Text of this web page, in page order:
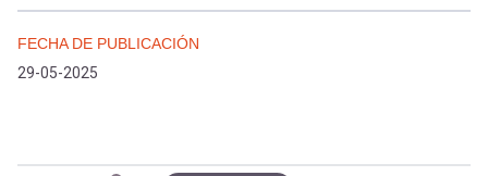
FECHA DE PUBLICACIÓN
29-05-2025